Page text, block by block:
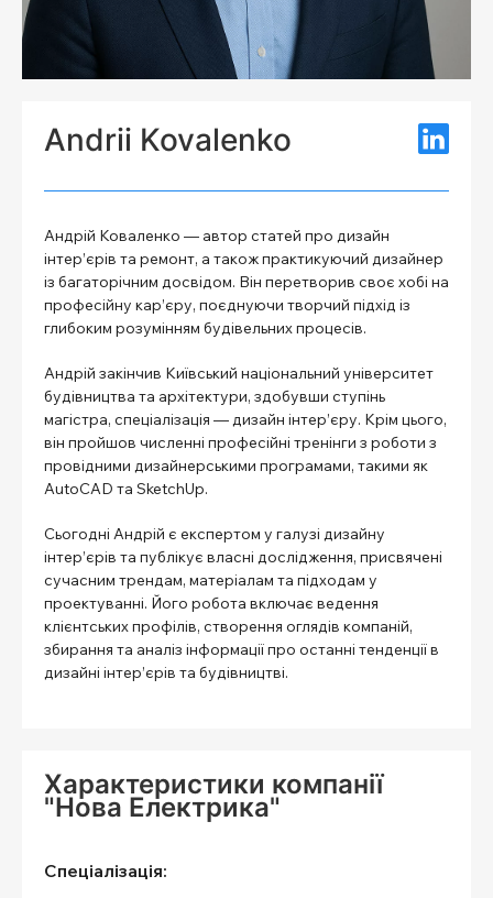
Andrii Kovalenko
Андрій Коваленко — автор статей про дизайн
інтер’єрів та ремонт, а також практикуючий дизайнер
із багаторічним досвідом. Він перетворив своє хобі на
професійну кар’єру, поєднуючи творчий підхід із
глибоким розумінням будівельних процесів.
Андрій закінчив Київський національний університет
будівництва та архітектури, здобувши ступінь
магістра, спеціалізація — дизайн інтер’єру. Крім цього,
він пройшов численні професійні тренінги з роботи з
провідними дизайнерськими програмами, такими як
AutoCAD та SketchUp.
Сьогодні Андрій є експертом у галузі дизайну
інтер’єрів та публікує власні дослідження, присвячені
сучасним трендам, матеріалам та підходам у
проектуванні. Його робота включає ведення
клієнтських профілів, створення оглядів компаній,
збирання та аналіз інформації про останні тенденції в
дизайні інтер’єрів та будівництві.
Характеристики компанії
"Нова Електрика"
Спеціалізація: